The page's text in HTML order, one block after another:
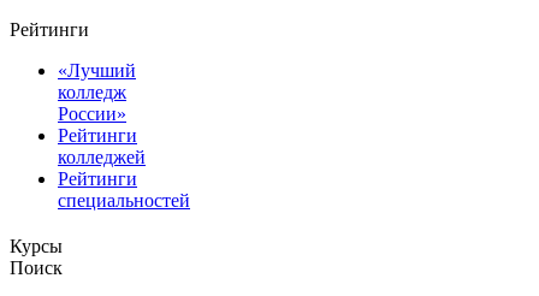
Рейтинги
«Лучший
колледж
России»
Рейтинги
колледжей
Рейтинги
специальностей
Курсы
Поиск